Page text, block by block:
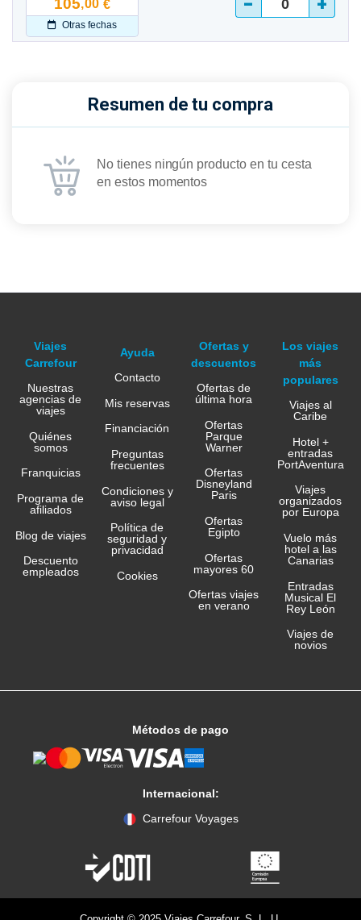
105,00 €
Otras fechas
Resumen de tu compra
No tienes ningún producto en tu cesta
en estos momentos
Viajes
Carrefour
Nuestras
agencias de
viajes
Quiénes
somos
Franquicias
Programa de
afiliados
Blog de viajes
Descuento
empleados
Ayuda
Contacto
Mis reservas
Financiación
Preguntas
frecuentes
Condiciones y
aviso legal
Política de
seguridad y
privacidad
Cookies
Ofertas y
descuentos
Ofertas de
última hora
Ofertas
Parque
Warner
Ofertas
Disneyland
Paris
Ofertas
Egipto
Ofertas
mayores 60
Ofertas viajes
en verano
Los viajes
más
populares
Viajes al
Caribe
Hotel +
entradas
PortAventura
Viajes
organizados
por Europa
Vuelo más
hotel a las
Canarias
Entradas
Musical El
Rey León
Viajes de
novios
Métodos de pago
Internacional:
Carrefour Voyages